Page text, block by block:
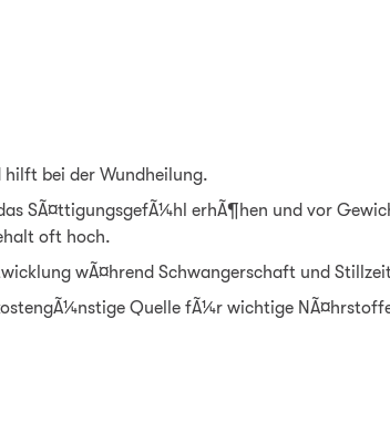
bei der Wundheilung.
SÃ¤ttigungsgefÃ¼hl erhÃ¶hen und vor
oft hoch.
wÃ¤hrend Schwangerschaft und
Quelle fÃ¼r wichtige